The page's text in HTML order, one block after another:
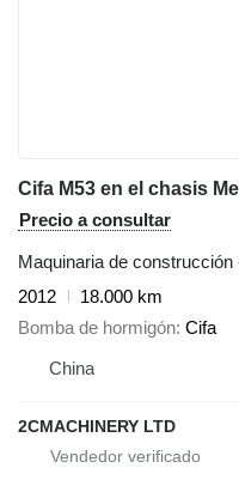
Cifa M53 en el chasis
Precio a consultar
Maquinaria de
2012
18.000 km
Bomba de hormigón Cifa
China
2CMACHINERY LTD